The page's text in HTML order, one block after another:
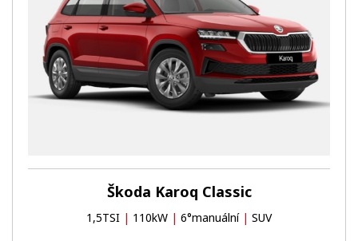
Škoda Karoq Classic
1,5TSI | 110kW | 6°manuální | SUV